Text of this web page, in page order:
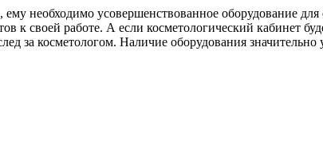
необходимо усовершенствованное оборудование
к своей работе. А если косметологический кабинет
за косметологом. Наличие оборудования